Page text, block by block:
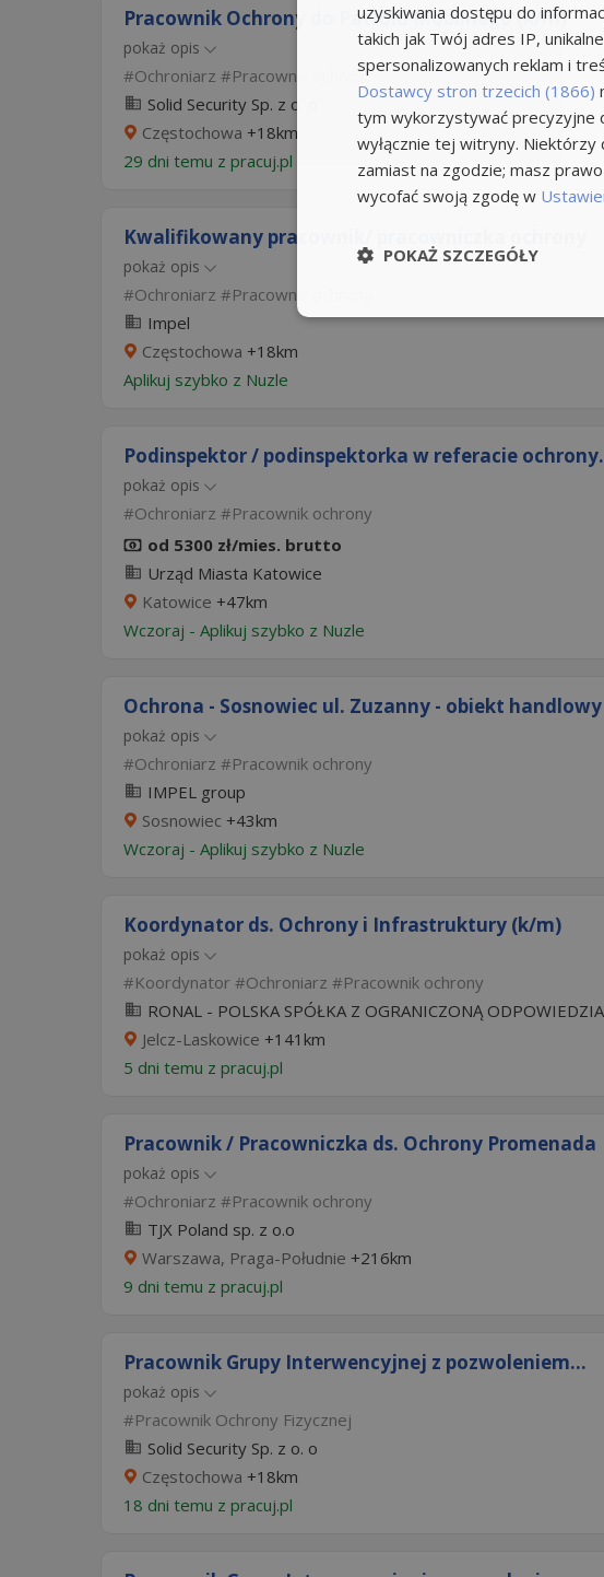
Pracownik Ochrony do Patrolu Mobilnego (k/m)
pokaż opis
Ochroniarz
Pracownik ochrony
Solid Security Sp. z o. o
Częstochowa +18km
29 dni temu z pracuj.pl
Kwalifikowany pracownik/ pracowniczka ochrony
pokaż opis
Ochroniarz
Pracownik ochrony
Impel
Częstochowa +18km
Aplikuj szybko z Nuzle
Podinspektor / podinspektorka w referacie
pokaż opis
Ochroniarz
Pracownik ochrony
od 5300 zł/mies. brutto
Urząd Miasta Katowice
Katowice +47km
Wczoraj - Aplikuj szybko z Nuzle
Ochrona - Sosnowiec ul. Zuzanny - obiekt handlowy
pokaż opis
Ochroniarz
Pracownik ochrony
IMPEL group
Sosnowiec +43km
Wczoraj - Aplikuj szybko z Nuzle
Koordynator ds. Ochrony i Infrastruktury (k/m)
pokaż opis
Koordynator Ochroniarz
Pracownik ochrony
RONAL - POLSKA SPÓŁKA Z OGRANICZONĄ
Jelcz-Laskowice +141km
5 dni temu z pracuj.pl
Pracownik / Pracowniczka ds. Ochrony Promenada
pokaż opis
Ochroniarz
Pracownik ochrony
TJX Poland sp. z o.o
Warszawa, Praga-Południe +216km
9 dni temu z pracuj.pl
Pracownik Grupy Interwencyjnej z pozwoleniem...
pokaż opis
Pracownik Ochrony Fizycznej
Solid Security Sp. z o. o
Częstochowa +18km
18 dni temu z pracuj.pl
uzyskiwania dostępu do
takich jak Twój adres IP,
spersonalizowanych reklam i
Dostawcy stron trzecich (1866)
tym wykorzystywać precyzyjne
wyłącznie tej witryny.
zamiast na zgodzie; masz
wycofać swoją zgodę w
POKAŻ SZCZEGÓŁY